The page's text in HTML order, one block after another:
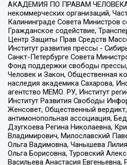
АКАДЕМИЯ ПО ПРАВАМ ЧЕЛОВЕКА,
некоммерческих организаций,
Калининграде Совета Министров
Гражданское содействие,
Центр Защиты Прав Средств
Институт развития прессы -
Санкт-Петербурге Совета
Фонд поддержки свободы
Человек и Закон, Общественная
наследия академика Сахарова,
агентство МЕМО. РУ, Институт
Институт Развития Свободы
Женсовет, Общественный
антимонопольная ассоциация,
Дзугкоева Регина Николаевна,
Владимирович, Милославский
Ольга Вадимовна, Чанышева
Ольга Борисовна, Туровский
Васильева Анастасия Евгеньевна,